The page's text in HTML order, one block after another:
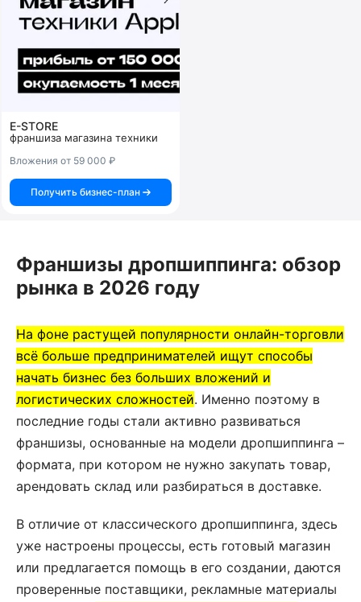
E-STORE
франшиза магазина техники
Вложения от 59 000 ₽
Получить бизнес-план
Франшизы дропшиппинга: обзор
рынка в 2026 году
На фоне растущей популярности онлайн-торговли
всё больше предпринимателей ищут способы
начать бизнес без больших вложений и
логистических сложностей. Именно поэтому в
последние годы стали активно развиваться
франшизы, основанные на модели дропшиппинга –
формата, при котором не нужно закупать товар,
арендовать склад или разбираться в доставке.
В отличие от классического дропшиппинга, здесь
уже настроены процессы, есть готовый магазин
или предлагается помощь в его создании, даются
проверенные поставщики, рекламные материалы